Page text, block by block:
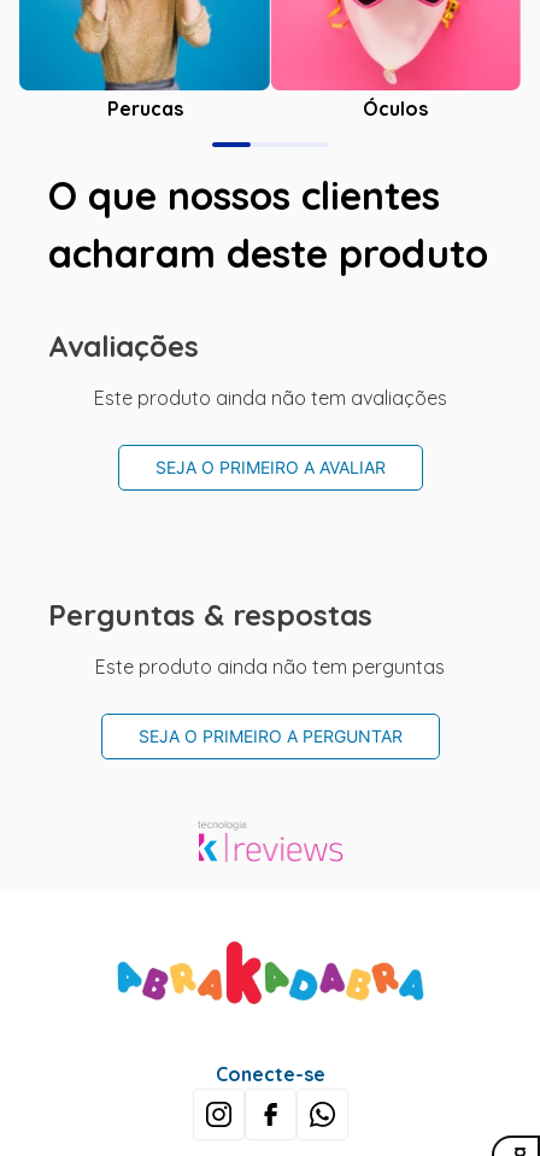
Perucas Óculos
O que nossos clientes
acharam deste produto
Avaliações
Este produto ainda não tem avaliações
SEJA O PRIMEIRO A AVALIAR
Perguntas & respostas
Este produto ainda não tem perguntas
SEJA O PRIMEIRO A PERGUNTAR
Conecte-se